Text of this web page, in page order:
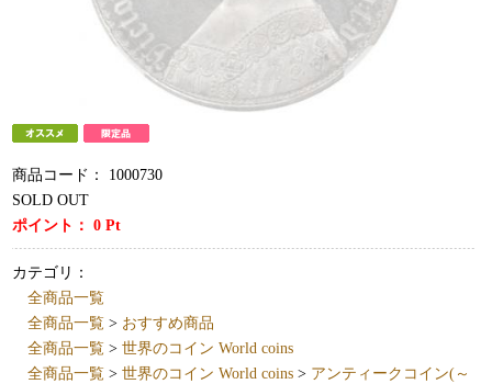
商品コード：
1000730
SOLD OUT
ポイント：0 Pt
カテゴリ：
全商品一覧
全商品一覧 > おすすめ商品
全商品一覧 >世界のコイン World coins
全商品一覧 >世界のコイン World coins > アンティークコイン(～